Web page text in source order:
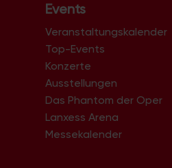
t
u
n
g
-
N
a
Events
Veranstaltungskalender
Top-Events
Konzerte
Ausstellungen
Das Phantom der Oper
Lanxess Arena
Messekalender